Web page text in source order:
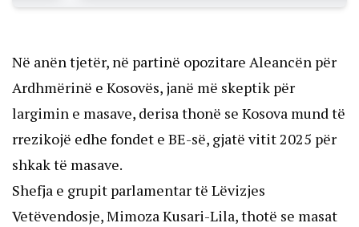
Në anën tjetër, në partinë opozitare Aleancën për
Ardhmërinë e Kosovës, janë më skeptik për
largimin e masave, derisa thonë se Kosova mund të
rrezikojë edhe fondet e BE-së, gjatë vitit 2025 për
shkak të masave.
Shefja e grupit parlamentar të Lëvizjes
Vetëvendosje, Mimoza Kusari-Lila, thotë se masat